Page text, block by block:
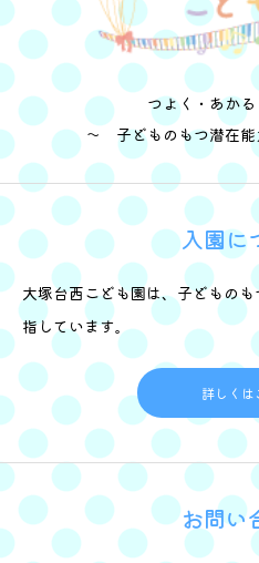
つよく・あか
～ 子どものもつ潜在
入園に
大塚台西こども園は、子どもの
指しています。
詳しくは
お問い